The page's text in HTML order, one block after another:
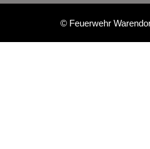
© Feuerwehr